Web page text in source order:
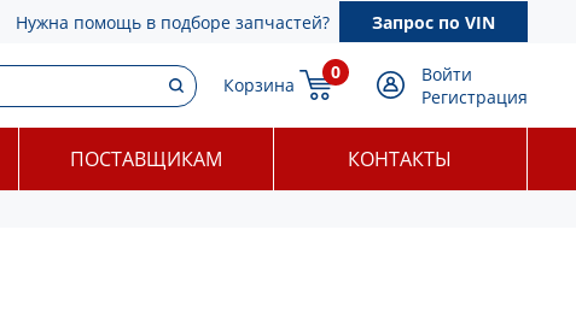
Нужна помощь в подборе запчастей? Запрос по VIN
Корзина
0
Войти
Регистрация
ПОСТАВЩИКАМ КОНТАКТЫ